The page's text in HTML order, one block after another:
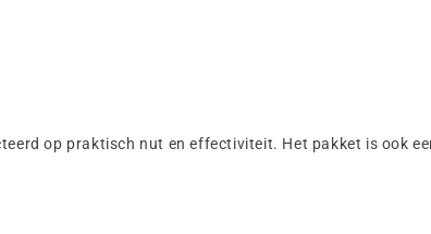
op praktisch nut en effectiviteit. Het pakket is ook